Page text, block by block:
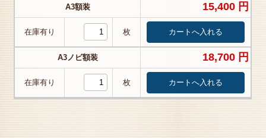
A3額装 15,400 円
在庫有り 枚
A3ノビ額装 18,700 円
在庫有り 枚